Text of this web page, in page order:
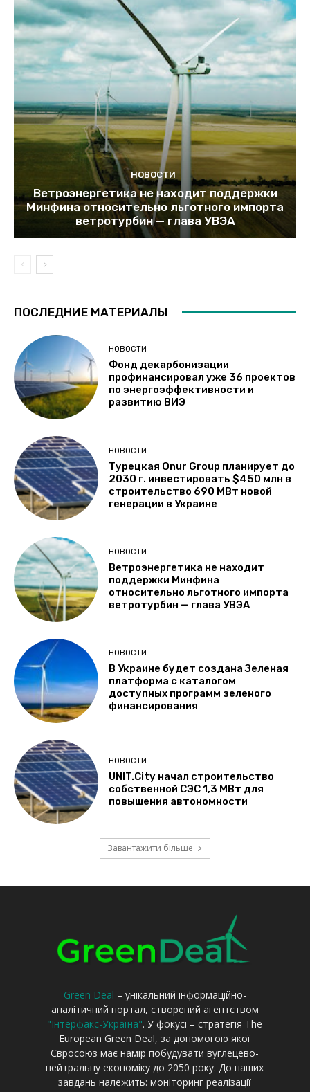
Green Deal – унікальний інформаційно-
аналітичний портал, створений агентством
"Інтерфакс-Україна". У фокусі – стратегія The
European Green Deal, за допомогою якої
Євросоюз має намір побудувати вуглецево-
нейтральну економіку до 2050 року. До наших
завдань належить: моніторинг реалізації